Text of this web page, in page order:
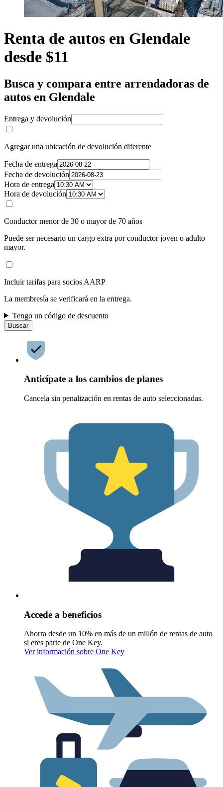
Renta de autos en Glendale
desde $11
Busca y compara entre arrendadoras de
autos en Glendale
Entrega y devolución
Agregar una ubicación de devolución diferente
Fecha de entrega
Fecha de devolución
Hora de entrega
Hora de devolución
Conductor menor de 30 o mayor de 70 años
Puede ser necesario un cargo extra por conductor joven o adulto
mayor.
Incluir tarifas para socios AARP
La membresía se verificará en la entrega.
Tengo un código de descuento
Buscar
Anticípate a los cambios de planes
Cancela sin penalización en rentas de auto seleccionadas.
Accede a beneficios
Ahorra desde un 10% en más de un millón de rentas de auto
si eres parte de One Key.
Ver información sobre One Key